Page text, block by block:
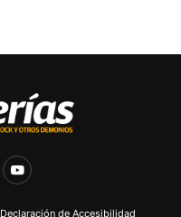
Declaración de Accesibilidad